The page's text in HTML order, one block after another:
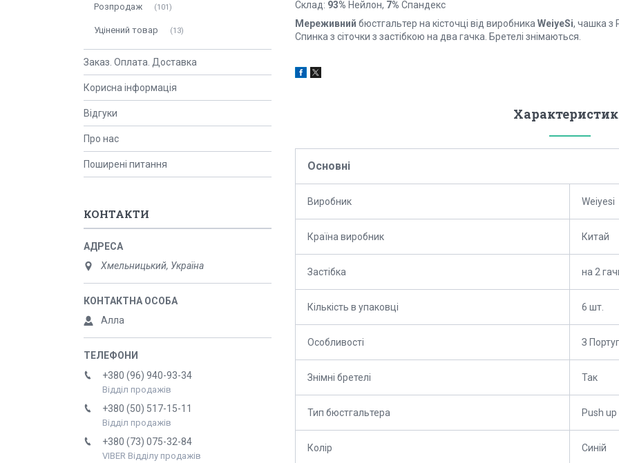
Склад: 93% Нейлон, 7% Спандекс
Мереживний бюстгальтер на кісточці від виробника WeiyeSi, чашка з
Спинка з сіточки з застібкою на два гачка. Бретелі знімаються.
Основні
Виробник Weiyesi
Країна виробник Китай
Застібка на 2
Кількість в упаковці 6 шт.
Особливості З
Знімні бретелі Так
Тип бюстгальтера Push up
Колір Синій
Розпродаж 101
Уцінений товар 13
Заказ. Оплата. Доставка
Корисна інформація
Відгуки
Про нас
Поширені питання
КОНТАКТИ
Хмельницький, Україна
Алла
+380 (96) 940-93-34
Відділ продажів
+380 (50) 517-15-11
Відділ продажів
+380 (73) 075-32-84
VIBER Відділу продажів